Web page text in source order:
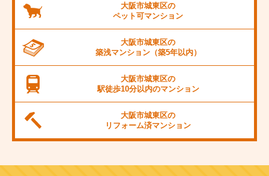
JR阪和線
JR桜島線
阪堺電軌上町線
東海道新幹線
大阪市城東区の
ペット可マンション
大阪市城東区の
築浅マンション（築5年以内）
大阪市城東区の
駅徒歩10分以内のマンション
大阪市城東区の
リフォーム済マンション